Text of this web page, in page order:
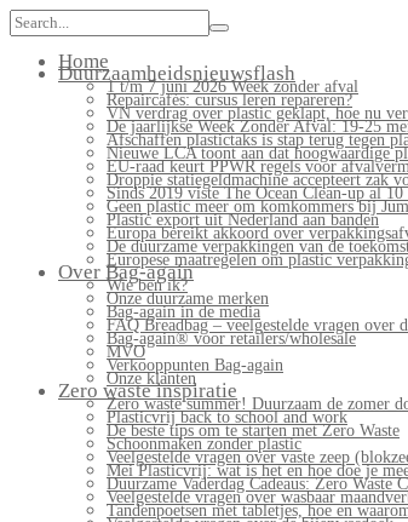
Search
for:
Home
Duurzaamheidsnieuwsflash
1 t/m 7 juni 2026 Week zonder afval
Repaircafés: cursus leren repareren?
VN verdrag over plastic geklapt, hoe nu
De jaarlijkse Week Zonder Afval: 19-25
Afschaffen plastictaks is stap terug tegen
Nieuwe LCA toont aan dat hoogwaardige
EU-raad keurt PPWR regels voor
Droppie statiegeldmachine accepteert zak
Sinds 2019 viste The Ocean Clean-up al
Geen plastic meer om komkommers bij
Plastic export uit Nederland aan banden
Europa bereikt akkoord over
De duurzame verpakkingen van de
Europese maatregelen om plastic
Over Bag-again
Wie ben ik?
Onze duurzame merken
Bag-again in de media
FAQ Breadbag – veelgestelde vragen over
Bag-again® voor retailers/wholesale
MVO
Verkooppunten Bag-again
Onze klanten
Zero waste inspiratie
Zero waste summer! Duurzaam de zomer
Plasticvrij back to school and work
De beste tips om te starten met Zero Waste
Schoonmaken zonder plastic
Veelgestelde vragen over vaste zeep
Mei Plasticvrij: wat is het en hoe doe je
Duurzame Vaderdag Cadeaus: Zero Waste
Veelgestelde vragen over wasbaar
Tandenpoetsen met tabletjes, hoe en